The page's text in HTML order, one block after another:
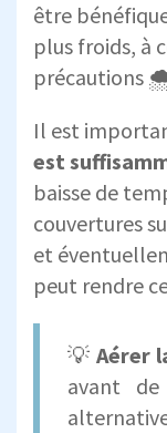
être
plus froids, à
précautions
Il est
est
baisse de
couvertures
et
peut rendre
💡 Aérer
avant